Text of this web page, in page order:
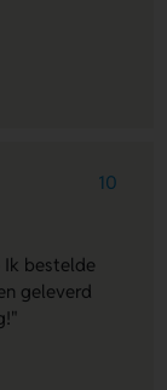
10
bestelde
geleverd